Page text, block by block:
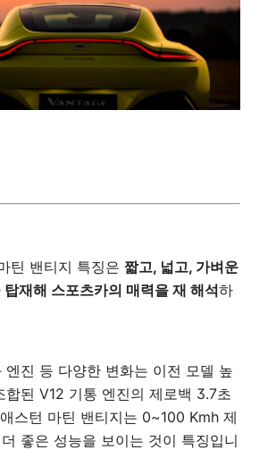
틴 밴티지 특징은 짧고, 넓고, 가벼운
탑재해 스포츠카의 매력을 재 해석하
엔진 등 다양한 변화는 이전 모델 높
합된 V12 기통 엔진의 제로백 3.7초
스턴 마틴 밴티지는 0~100 Kmh 제
좋은 성능을 보이는 것이 특징입니